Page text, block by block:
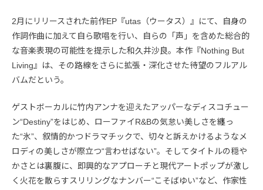
2月にリリースされた前作EP『utas（ウータス）』にて、自身の
作詞作曲に加えて自ら歌唱を行い、自らの「声」を含めた総合的
な音楽表現の可能性を提示した和久井沙良。本作『Nothing But
Living』は、その路線をさらに拡張・深化させた待望のフルアル
バムだという。
ゲストボーカルに竹内アンナを迎えたアッパーなディスコチュー
ン“Destiny”をはじめ、ローファイR&Bの気怠い美しさを纏っ
た“氷”、叙情的かつドラマチックで、切々と訴えかけるようなメ
ロディの美しさが際立つ“言わせばない”。そしてタイトルの穏や
かさとは裏腹に、即興的なアプローチと現代アートポップが激し
く火花を散らすスリリングなナンバー“こそばゆい”など、作家性